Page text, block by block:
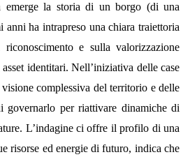
emerge la storia di un borgo (di una
ha intrapreso una chiara traiettoria
e sulla valorizzazione
identitari. Nell’iniziativa delle case
complessiva del territorio e delle
governarlo per riattivare dinamiche di
L’indagine ci offre il profilo di una
risorse ed energie di futuro, indica che